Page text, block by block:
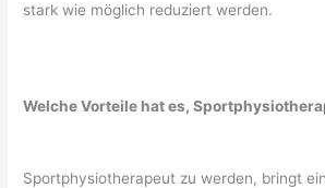
stark wie möglich reduziert werden.
Welche Vorteile hat es,
Sportphysiotherapeut zu werden, bringt